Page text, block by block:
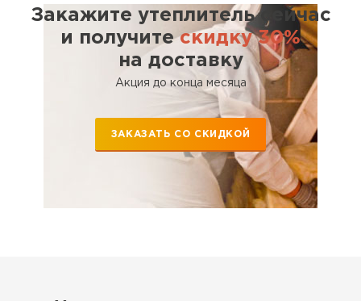
Закажите утеплитель сейчас
и получитескидку 30%
на доставку
Акция до конца месяца
ЗАКАЗАТЬ СО СКИДКОЙ